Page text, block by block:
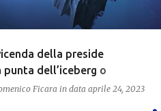
della preside
dell’iceberg o
un caso isolato ?
Ficara in data aprile 24, 2023